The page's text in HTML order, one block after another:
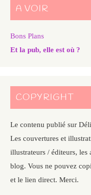
A VOIR
Bons Plans
Et la pub, elle est où ?
COPYRIGHT
Le contenu publié sur
Les couvertures et
illustrateurs / éditeurs, les
blog. Vous ne pouvez
et le lien direct. Merci.